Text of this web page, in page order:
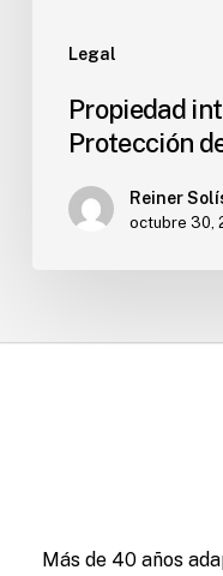
Legal
Propiedad
Protección
Reiner
octubre 30,
Más de 40 años